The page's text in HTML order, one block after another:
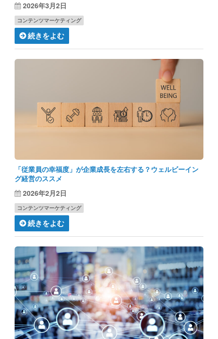
2026年3月2日
コンテンツマーケティング
続きをよむ
「従業員の幸福度」が企業成長を左右する？ウェルビーイン
グ経営のススメ
2026年2月2日
コンテンツマーケティング
続きをよむ